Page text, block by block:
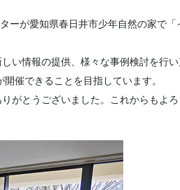
ーが愛知県春日井市少年自然の家で「
い情報の提供、様々な事例検討を行
催できることを目指しています。
がとうございました。これからもよろ